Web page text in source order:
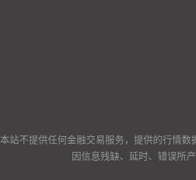
本站不提供任何金融交易服务，提供的行情
因信息残缺、延时、错误所